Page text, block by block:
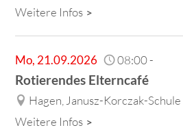
Weitere Infos
Mo, 21.09.2026 08:00-
Rotierendes Elterncafé
Hagen, Janusz-Korczak-Schule
Weitere Infos